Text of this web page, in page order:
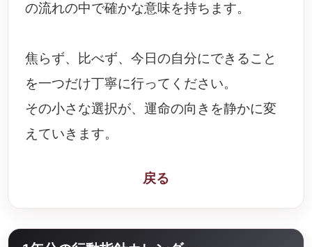
の流れの中で確かな意味を持ちます。
焦らず、比べず、今日の自分にできること
を一つだけ丁寧に行ってください。
その小さな選択が、運命の向きを静かに変
えていきます。
戻る